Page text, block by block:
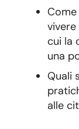
cui la
una
Quali
alle